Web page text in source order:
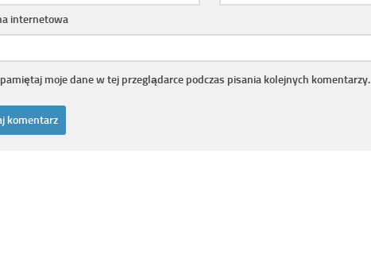
internetowa
moje dane w tej przeglądarce podczas pisania kolejnych komentarzy.